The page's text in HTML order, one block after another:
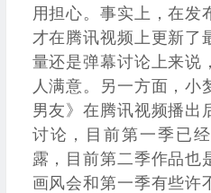
用担心。事实上，在发
才在腾讯视频上更新了
量还是弹幕讨论上来说
人满意。另一方面，小
男友》在腾讯视频播出
讨论，目前第一季已
露，目前第二季作品也
画风会和第一季有些许